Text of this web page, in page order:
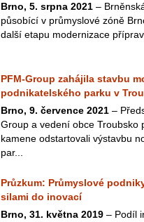
Brno, 5. srpna 2021 –
působící v průmyslové zóně
další etapu modernizace
PFM-Group zahájila stavbu
podnikatelského parku v
Brno, 9. července 2021 –
Group a vedení obce Troubsko
kamene odstartovali výstavbu
par...
Průzkum: Průmyslové
silami do inovací
Brno, 31. května 2019 – Podíl